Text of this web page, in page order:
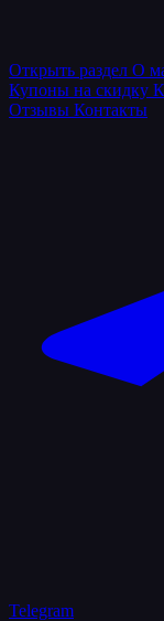
Открыть раздел О
Купоны на скидку
Отзывы Контакты
Telegram